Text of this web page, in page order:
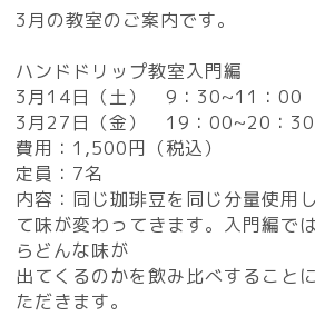
3月の教室のご案内です。
ハンドドリップ教室入門編
3月14日（土） 9：30~11：00
3月27日（金） 19：00~20：30
費用：1,500円（税込）
定員：7名
内容：同じ珈琲豆を同じ分量使用
て味が変わってきます。入門編で
らどんな味が
出てくるのかを飲み比べすること
ただきます。